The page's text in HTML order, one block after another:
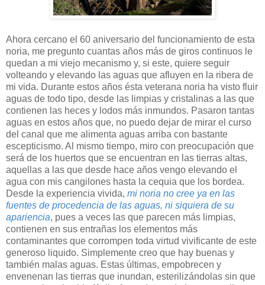
Ahora cercano el 60 aniversario del funcionamiento de esta
noria, me pregunto cuantas años más de giros continuos le
quedan a mi viejo mecanismo y, si este, quiere seguir
volteando y elevando las aguas que afluyen en la ribera de
mi vida. Durante estos años ésta veterana noria ha visto fluir
aguas de todo tipo, desde las limpias y cristalinas a las que
contienen las heces y lodos más inmundos. Pasaron tantas
aguas en estos años que, no puedo dejar de mirar el curso
del canal que me alimenta aguas arriba con bastante
escepticismo. Al mismo tiempo, miro con preocupación que
será de los huertos que se encuentran en las tierras altas,
aquellas a las que desde hace años vengo elevando el
agua con mis cangilones hasta la cequia que los bordea.
Desde la experiencia vivida, mi noria no cree ya en las
fuentes de procedencia de las aguas, ni siquiera de su
apariencia, pues a veces las que parecen más limpias,
contienen en sus entrañas los elementos más
contaminantes que corrompen toda virtud vivificante de este
generoso liquido. Simplemente creo que hay buenas y
también malas aguas. Estas últimas, empobrecen y
envenenan las tierras que inundan, esterilizándolas sin que